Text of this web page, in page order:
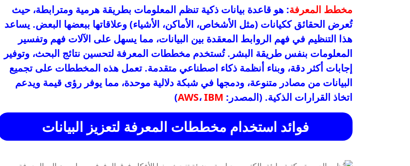
مخطط المعرفة: هو قاعدة بيانات ذكية تنظم المعلومات بطريقة هرمية ومترابطة، حيث
تُعرض الحقائق ككيانات (مثل الأشخاص، الأماكن، الأشياء) وعلاقاتها ببعضها البعض. يساعد
هذا التنظيم في فهم الروابط المعقدة بين البيانات، مما يسهل على الآلات فهم وتفسير
المعلومات بنفس طريقة البشر. تُستخدم مخططات المعرفة لتحسين نتائج البحث، وتوفير
إجابات أكثر دقة، وبناء أنظمة ذكاء اصطناعي متقدمة. تعمل هذه المخططات على تجميع
البيانات من مصادر متنوعة، ودمجها في شبكة دلالية موحدة، مما يوفر رؤى قيمة ويدعم
اتخاذ القرارات الذكية. (المصدر:
AWS،IBM
)
فوائد استخدام مخططات المعرفة لتعزيز البيانات